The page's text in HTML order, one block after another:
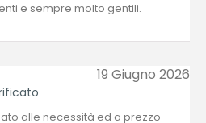
e sempre molto gentili.
19 Giugno 2026
alle necessità ed a prezzo